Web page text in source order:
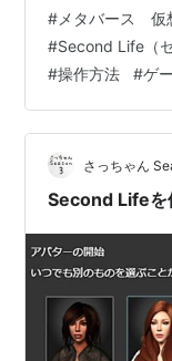
す。違うビュー
いやすかったり
公式で説明しま
ードを入力し、
続行 すると！
# メタバース 仮
#Second Life（
#操作方法 #ゲ
さっちゃん
Second Lifeを